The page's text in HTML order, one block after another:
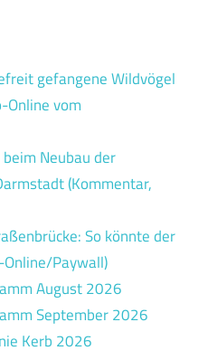
gefangene Wildvögel
Online vom
Neubau der
(Kommentar,
So könnte der
Online/Paywall)
August 2026
September 2026
Kerb 2026